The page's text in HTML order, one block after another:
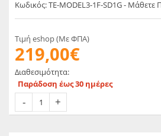
Κωδικός: TE-MODEL3-1F-SD1G - Μάθετε
Τιμή eshop (Με ΦΠΑ)
219,00€
Διαθεσιμότητα:
Παράδοση έως 30 ημέρες